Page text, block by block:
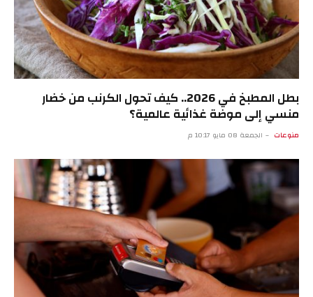
بطل المطبخ في 2026.. كيف تحول الكرنب من خضار
منسي إلى موضة غذائية عالمية؟
منوعات الجمعة 08 مايو 10:17 م